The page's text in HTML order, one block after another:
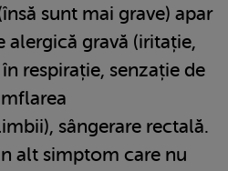
sunt mai grave) apar
alergică gravă (iritație,
respirație, senzație de
sângerare rectală.
alt simptom care nu